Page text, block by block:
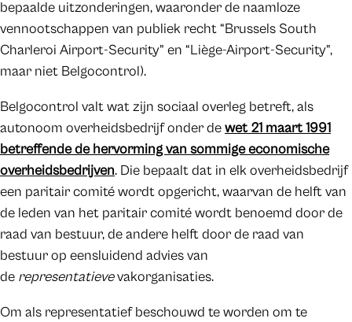
bepaalde uitzonderingen, waaronder de naamloze
vennootschappen van publiek recht “Brussels South
Charleroi Airport-Security” en “Liège-Airport-Security”,
maar niet Belgocontrol).
Belgocontrol valt wat zijn sociaal overleg betreft, als
autonoom overheidsbedrijf onder dewet 21 maart 1991
betreffende de hervorming van sommige economische
overheidsbedrijven. Die bepaalt dat in elk overheidsbedrijf
een paritair comité wordt opgericht, waarvan de helft van
de leden van het paritair comité wordt benoemd door de
raad van bestuur, de andere helft door de raad van
bestuur op eensluidend advies van
de representatievevakorganisaties.
Om als representatief beschouwd te worden om te